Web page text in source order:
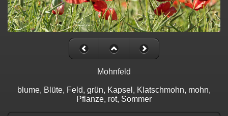
Mohnfeld
blume, Blüte, Feld, grün, Kapsel, Klatschmohn, mohn,
Pflanze, rot, Sommer